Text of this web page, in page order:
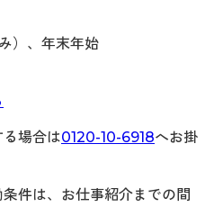
）、年末年始
場合は0120-10-6918へお掛
件は、お仕事紹介までの間